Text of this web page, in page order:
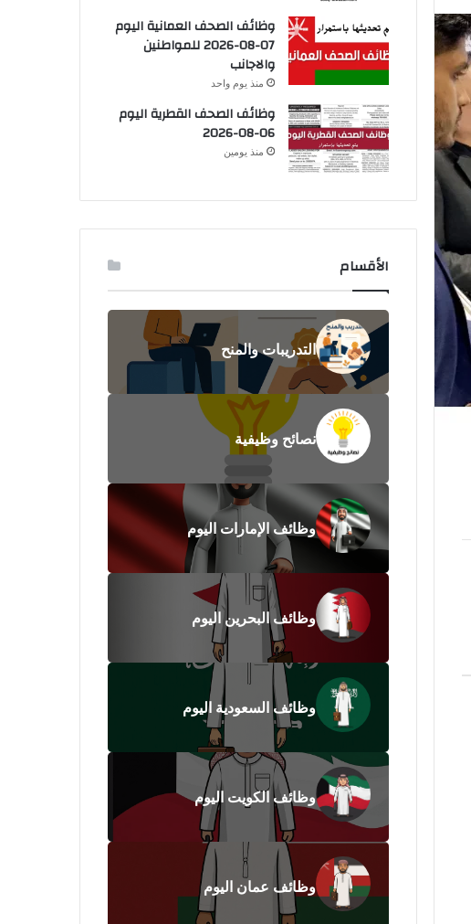
وظائف الصحف العمانية اليوم
07-08-2026 للمواطنين
والاجانب
منذ يوم واحد
وظائف الصحف القطرية اليوم
06-08-2026
منذ يومين
الأقسام
التدريبات والمنح
نصائح وظيفية
وظائف الإمارات اليوم
وظائف البحرين اليوم
وظائف السعودية اليوم
وظائف الكويت اليوم
وظائف عمان اليوم